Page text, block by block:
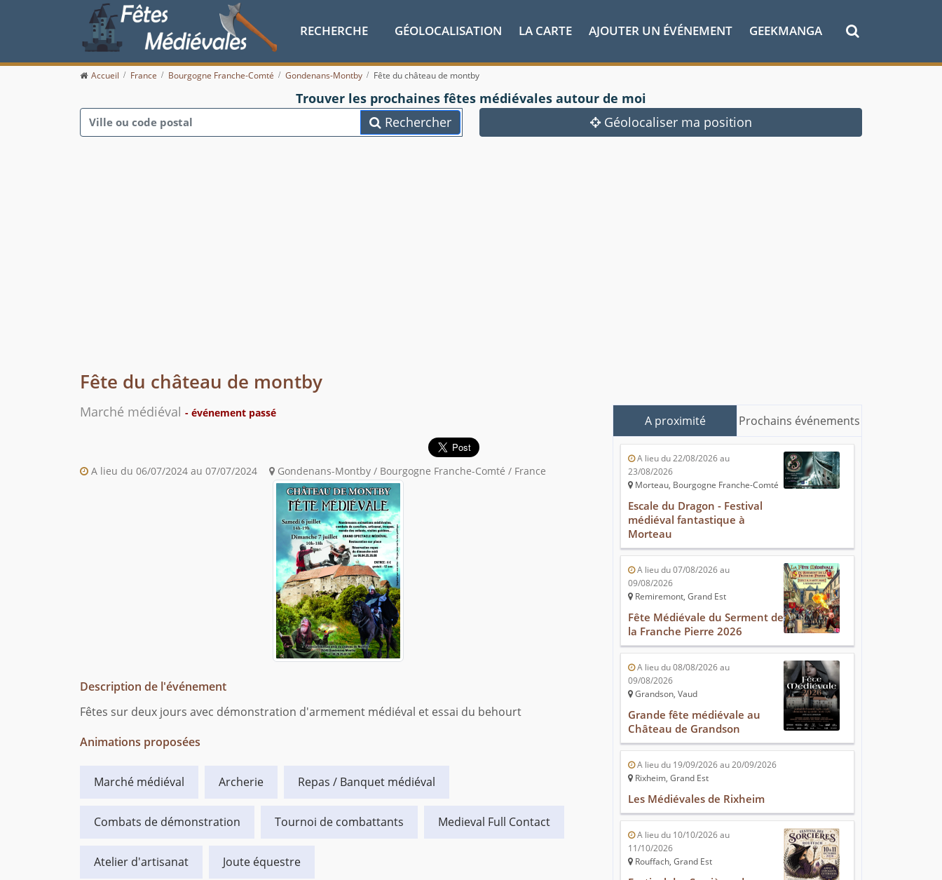
RECHERCHE GÉOLOCALISATION LA CARTE AJOUTER UN ÉVÉNEMENT GEEKMANGA
Accueil France Bourgogne Franche-Comté Gondenans-Montby Fête du château de montby
Trouver les prochaines fêtes médiévales autour de moi
Rechercher
Géolocaliser ma position
Fête du château de montby
Marché médiéval - événement passé
A lieu du 06/07/2024 au 07/07/2024 Gondenans-Montby / Bourgogne Franche-Comté / France
Description de l'événement
Fêtes sur deux jours avec démonstration d'armement médiéval et essai du behourt
Animations proposées
Marché médiéval Archerie Repas / Banquet médiéval
Combats de démonstration Tournoi de combattants Medieval Full Contact
Atelier d'artisanat Joute équestre
A proximité Prochains événements
A lieu du 22/08/2026 au
23/08/2026
Morteau, Bourgogne Franche-Comté
Escale du Dragon - Festival
médiéval fantastique à
Morteau
A lieu du 07/08/2026 au
09/08/2026
Remiremont, Grand Est
Fête Médiévale du Serment de
la Franche Pierre 2026
A lieu du 08/08/2026 au
09/08/2026
Grandson, Vaud
Grande fête médiévale au
Château de Grandson
A lieu du 19/09/2026 au 20/09/2026
Rixheim, Grand Est
Les Médiévales de Rixheim
A lieu du 10/10/2026 au
11/10/2026
Rouffach, Grand Est